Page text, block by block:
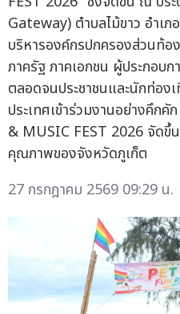
Gateway) ตำบลไม้ขาว อำเ
บริหารองค์กรปกครองส่วนท้
ภาครัฐ ภาคเอกชน ผู้ประกอบ
ตลอดจนประชาชนและนักท่อง
ประเทศเข้าร่วมงานอย่างคึก
& MUSIC FEST 2026 จัดขึ้
คุณภาพของจังหวัดภูเก็ต
27 กรกฎาคม 2569 09:29 น.